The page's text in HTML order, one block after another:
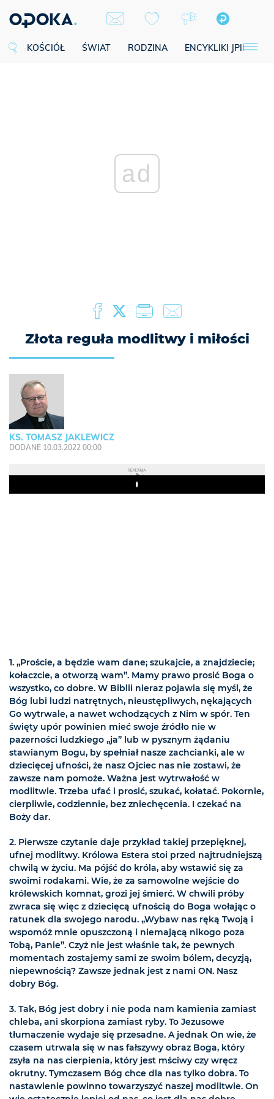
KOŚCIÓŁ ŚWIAT RODZINA ENCYKLIKI JPII
ad
Złota reguła modlitwy i miłości
KS. TOMASZ JAKLEWICZ
DODANE 10.03.2022 00:00
REKLAMA
Play
1. „Proście, a będzie wam dane; szukajcie, a znajdziecie;
kołaczcie, a otworzą wam”. Mamy prawo prosić Boga o
wszystko, co dobre. W Biblii nieraz pojawia się myśl, że
Bóg lubi ludzi natrętnych, nieustępliwych, nękających
Go wytrwale, a nawet wchodzących z Nim w spór. Ten
święty upór powinien mieć swoje źródło nie w
pazerności ludzkiego „ja” lub w pysznym żądaniu
stawianym Bogu, by spełniał nasze zachcianki, ale w
dziecięcej ufności, że nasz Ojciec nas nie zostawi, że
zawsze nam pomoże. Ważna jest wytrwałość w
modlitwie. Trzeba ufać i prosić, szukać, kołatać. Pokornie,
cierpliwie, codziennie, bez zniechęcenia. I czekać na
Boży dar.
2. Pierwsze czytanie daje przykład takiej przepięknej,
ufnej modlitwy. Królowa Estera stoi przed najtrudniejszą
chwilą w życiu. Ma pójść do króla, aby wstawić się za
swoimi rodakami. Wie, że za samowolne wejście do
królewskich komnat, grozi jej śmierć. W chwili próby
zwraca się więc z dziecięcą ufnością do Boga wołając o
ratunek dla swojego narodu. „Wybaw nas ręką Twoją i
wspomóż mnie opuszczoną i niemającą nikogo poza
Tobą, Panie”. Czyż nie jest właśnie tak, że pewnych
momentach zostajemy sami ze swoim bólem, decyzją,
niepewnością? Zawsze jednak jest z nami ON. Nasz
dobry Bóg.
3. Tak, Bóg jest dobry i nie poda nam kamienia zamiast
chleba, ani skorpiona zamiast ryby. To Jezusowe
tłumaczenie wydaje się przesadne. A jednak On wie, że
czasem utrwala się w nas fałszywy obraz Boga, który
zsyła na nas cierpienia, który jest mściwy czy wręcz
okrutny. Tymczasem Bóg chce dla nas tylko dobra. To
nastawienie powinno towarzyszyć naszej modlitwie. On